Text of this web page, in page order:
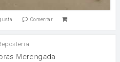
Comentar
Merengada